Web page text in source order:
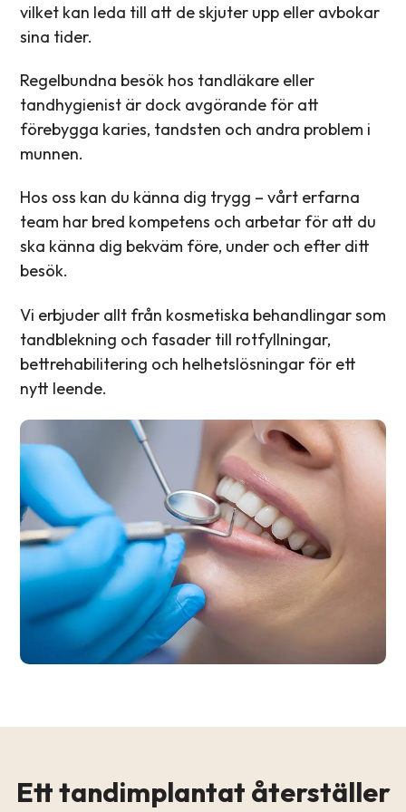
vilket kan leda till att de skjuter upp eller avbokar
sina tider.
Regelbundna besök hos tandläkare eller
tandhygienist är dock avgörande för att
förebygga karies, tandsten och andra problem i
munnen.
Hos oss kan du känna dig trygg – vårt erfarna
team har bred kompetens och arbetar för att du
ska känna dig bekväm före, under och efter ditt
besök.
Vi erbjuder allt från kosmetiska behandlingar som
tandblekning och fasader till rotfyllningar,
bettrehabilitering och helhetslösningar för ett
nytt leende.
Ett tandimplantat återställer